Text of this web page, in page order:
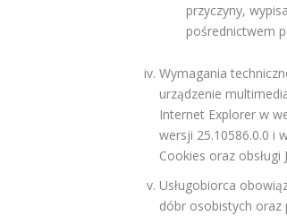
przyczyny,
pośrednictwem
Wymagania
urządzenie
Internet Explorer w
wersji 25.10586.0.0 i
Cookies oraz obsługi
Usługobiorca
dóbr osobistych oraz